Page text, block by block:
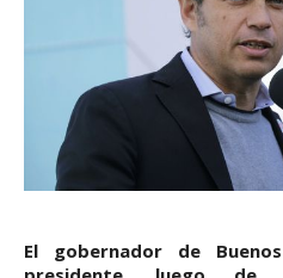
El gobernador de